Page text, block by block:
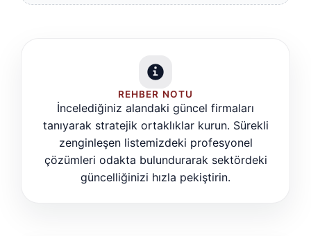
REHBER NOTU
İncelediğiniz alandaki güncel firmaları
tanıyarak stratejik ortaklıklar kurun. Sürekli
zenginleşen listemizdeki profesyonel
çözümleri odakta bulundurarak sektördeki
güncelliğinizi hızla pekiştirin.